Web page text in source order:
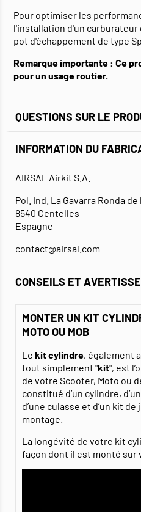
Pour optimiser les
l'installation d'un carburateur
pot d'échappement de type
Remarque importante : Ce
pour un usage routier.
QUESTIONS SUR LE
INFORMATION DU
AIRSAL Airkit S.A.
Pol. Ind. La Gavarra Ronda
8540 Centelles
Espagne
contact@airsal.com
CONSEILS ET
MONTER UN KIT
MOTO OU MOB
Le kit cylindre, également
tout simplement "kit", est
de votre Scooter, Moto ou
constitué d’un cylindre,
d’une culasse et d’un kit
montage.
La longévité de votre kit
façon dont il est monté sur